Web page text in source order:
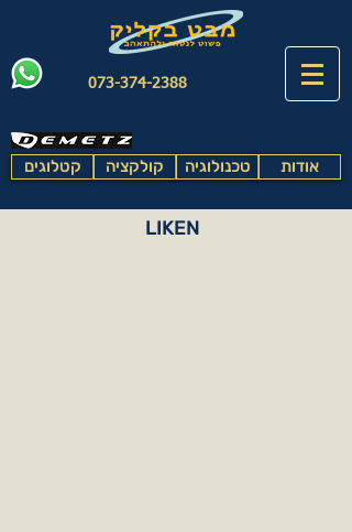
073-374-2388
קטלוגים קולקציה טכנולוגיה אודות
LIKEN